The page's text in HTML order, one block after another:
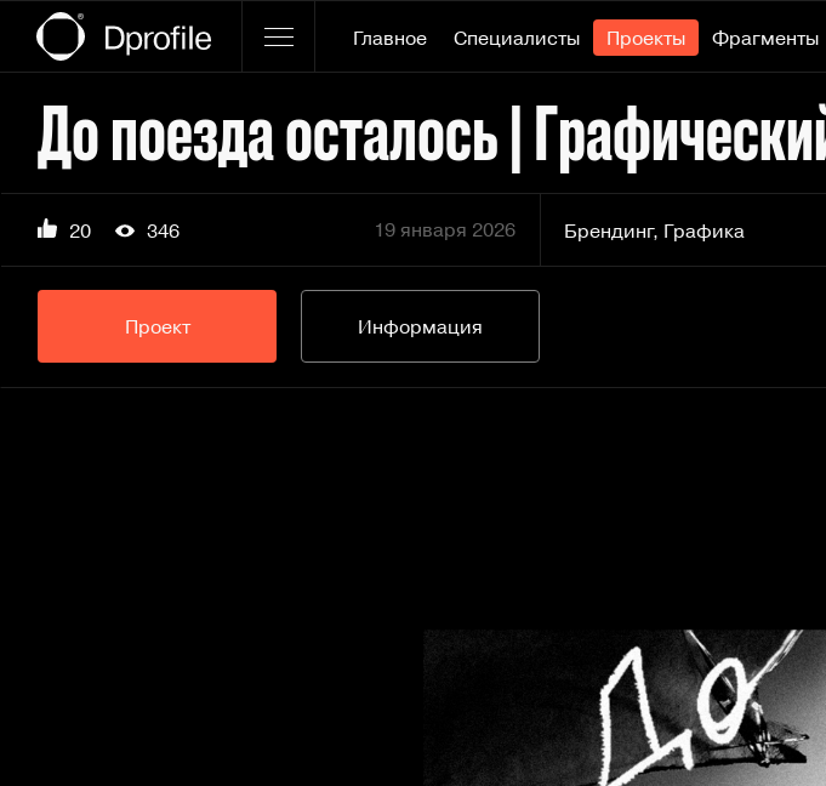
Главное Специалисты Проекты Фрагменты
20 346 19 января 2026 Брендинг, Графика
Проект Информация